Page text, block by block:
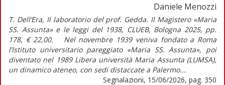
Daniele Menozzi
T. Dell’Era, Il laboratorio del prof. Gedda. Il Magistero «Maria
SS. Assunta» e le leggi del 1938, CLUEB, Bologna 2025, pp.
178, € 22,00. Nel novembre 1939 veniva fondato a Roma
l’Istituto universitario pareggiato «Maria SS. Assunta», poi
diventato nel 1989 Libera università Maria Assunta (LUMSA),
un dinamico ateneo, con sedi distaccate a Palermo...
Segnalazioni, 15/06/2026, pag. 350